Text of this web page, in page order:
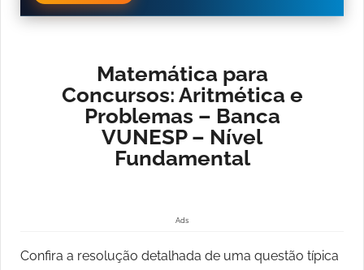
Matemática para
Concursos: Aritmética e
Problemas – Banca
VUNESP – Nível
Fundamental
Ads
Confira a resolução detalhada de uma questão típica